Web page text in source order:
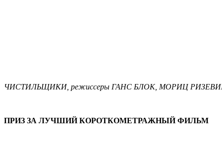
ЧИСТИЛЬЩИКИ, режиссеры ГАНС БЛОК, МОРИЦ РИЗЕВИК ,
ПРИЗ ЗА ЛУЧШИЙ КОРОТКОМЕТРАЖНЫЙ ФИЛЬМ